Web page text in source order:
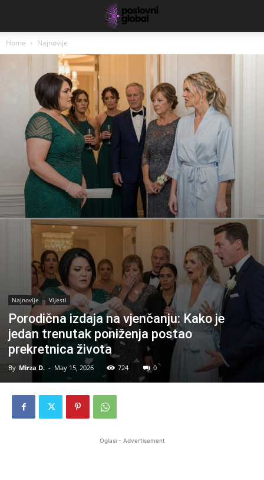
Home Najnovije
Najnovije Vijesti
Porodična izdaja na vjenčanju: Kako je
jedan trenutak poniženja postao
prekretnica života
By Mirza D. - May 15, 2026 724 0
Oglasi - Advertisement